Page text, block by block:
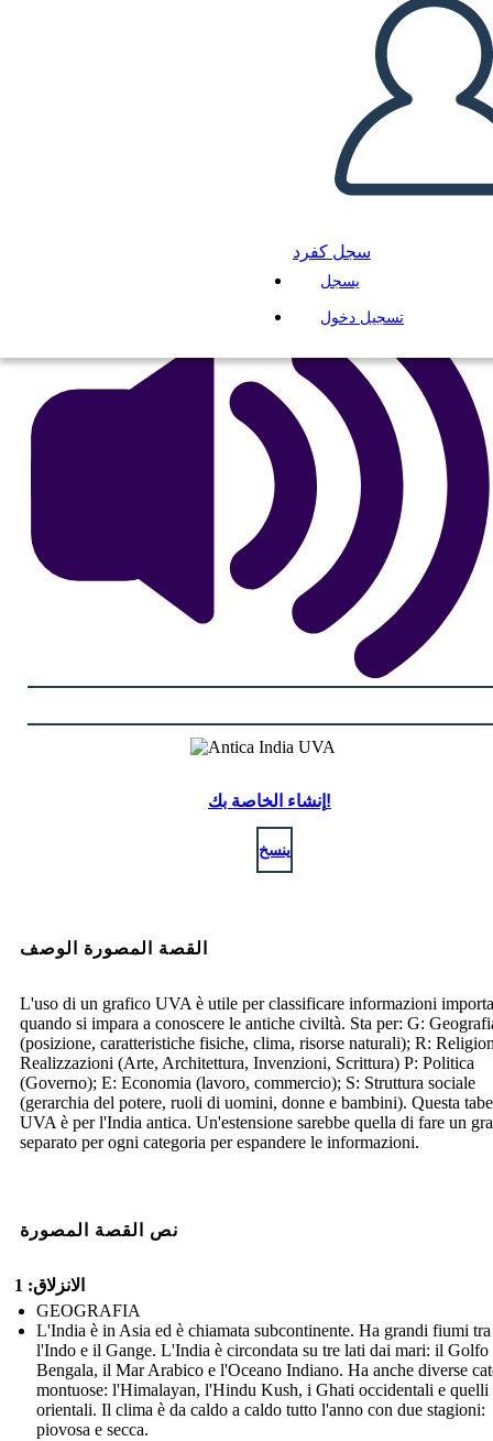
سجل كفرد
يسجل
تسجيل دخول
Antica India UVA
إنشاء الخاصة بك!
ينسخ
القصة المصورة الوصف
L'uso di un grafico UVA è utile per classificare informazioni
quando si impara a conoscere le antiche civiltà. Sta per: G:
(posizione, caratteristiche fisiche, clima, risorse naturali); R:
Realizzazioni (Arte, Architettura, Invenzioni, Scrittura) P: Politica
(Governo); E: Economia (lavoro, commercio); S: Struttura sociale
(gerarchia del potere, ruoli di uomini, donne e bambini). Questa
UVA è per l'India antica. Un'estensione sarebbe quella di fare un
separato per ogni categoria per espandere le informazioni.
نص القصة المصورة
الانزلاق: 1
GEOGRAFIA
L'India è in Asia ed è chiamata subcontinente. Ha grandi fiumi
l'Indo e il Gange. L'India è circondata su tre lati dai mari: il Golfo
Bengala, il Mar Arabico e l'Oceano Indiano. Ha anche diverse
montuose: l'Himalayan, l'Hindu Kush, i Ghati occidentali e quelli
orientali. Il clima è da caldo a caldo tutto l'anno con due stagioni:
piovosa e secca.